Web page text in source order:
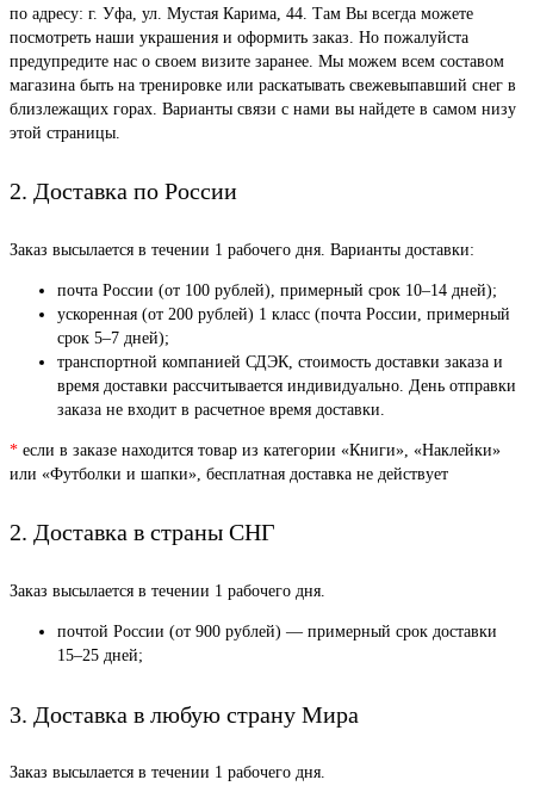
по адресу: г. Уфа, ул. Мустая Карима, 44. Там Вы всегда можете
посмотреть наши украшения и оформить заказ. Но пожалуйста
предупредите нас о своем визите заранее. Мы можем всем составом
магазина быть на тренировке или раскатывать свежевыпавший снег в
близлежащих горах. Варианты связи с нами вы найдете в самом низу
этой страницы.
2. Доставка по России
Заказ высылается в течении 1 рабочего дня. Варианты доставки:
почта России (от 100 рублей), примерный срок 10–14 дней);
ускоренная (от 200 рублей) 1 класс (почта России, примерный
срок 5–7 дней);
транспортной компанией СДЭК, стоимость доставки заказа и
время доставки рассчитывается индивидуально. День отправки
заказа не входит в расчетное время доставки.
* если в заказе находится товар из категории «Книги», «Наклейки»
или «Футболки и шапки», бесплатная доставка не действует
2. Доставка в страны СНГ
Заказ высылается в течении 1 рабочего дня.
почтой России (от 900 рублей) — примерный срок доставки
15–25 дней;
3. Доставка в любую страну Мира
Заказ высылается в течении 1 рабочего дня.